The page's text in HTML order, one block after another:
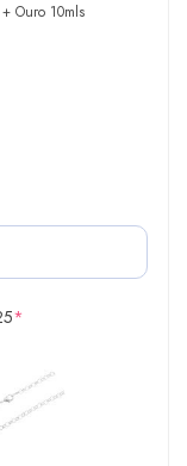
Ouro 10mls
*